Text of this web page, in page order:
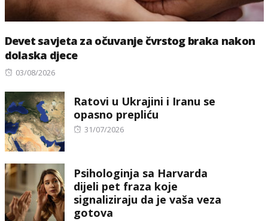
Devet savjeta za očuvanje čvrstog braka nakon
dolaska djece
Posted
03/08/2026
Ratovi u Ukrajini i Iranu se
opasno prepliću
Posted
31/07/2026
Psihologinja sa Harvarda
dijeli pet fraza koje
signaliziraju da je vaša veza
gotova